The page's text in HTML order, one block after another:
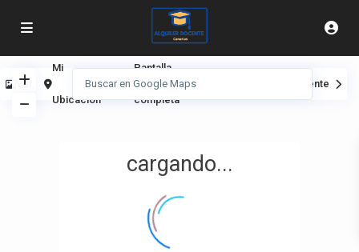
cargando...
Ver
Mi
Ubicación
Pantalla
completa
Siguiente